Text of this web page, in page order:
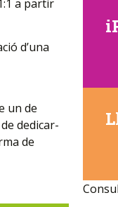
a partir
d’una
un de
dedicar-
de